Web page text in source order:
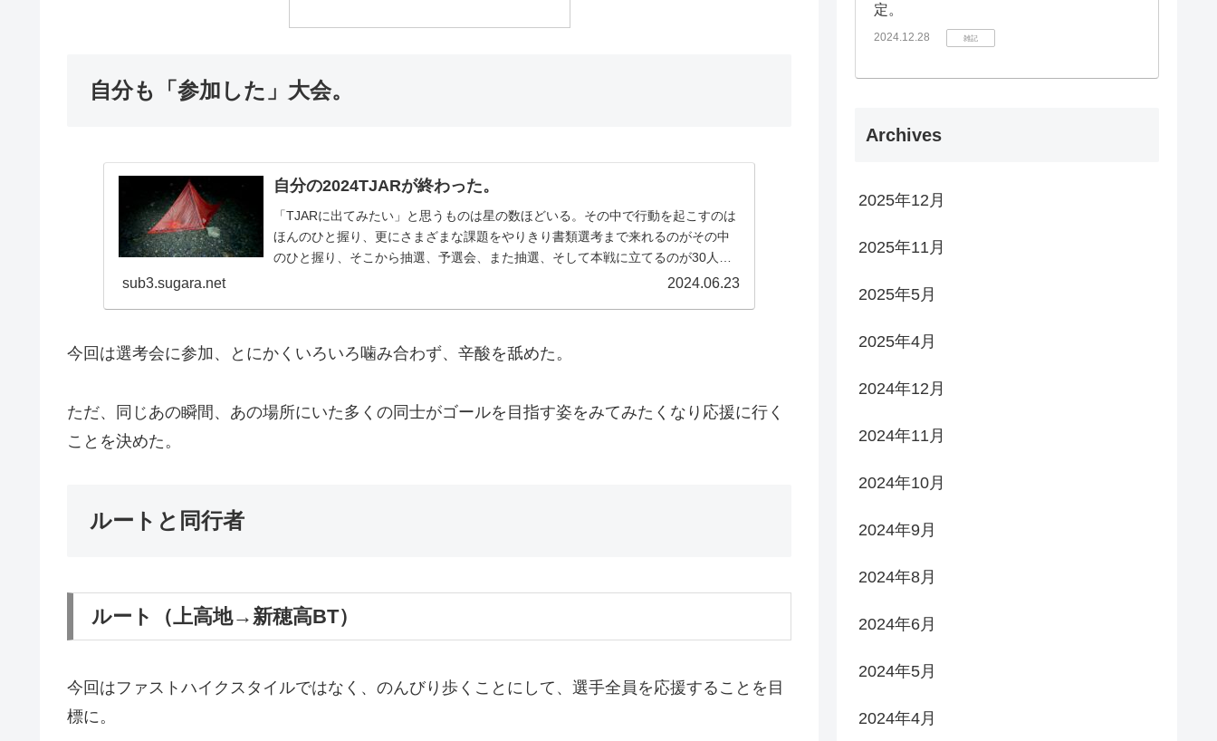
自分も「参加した」大会。
自分の2024TJARが終わった。
「TJARに出てみたい」と思うものは星の数ほどいる。その中で行動を起こすのは
ほんのひと握り、更にさまざまな課題をやりきり書類選考まで来れるのがその中
のひと握り、そこから抽選、予選会、また抽選、そして本戦に立てるのが30人、
sub3.sugara.net 2024.06.23
今回は選考会に参加、とにかくいろいろ噛み合わず、辛酸を舐めた。
ただ、同じあの瞬間、あの場所にいた多くの同士がゴールを目指す姿をみてみたくなり応援に行く
ことを決めた。
ルートと同行者
ルート（上高地→新穂高BT）
今回はファストハイクスタイルではなく、のんびり歩くことにして、選手全員を応援することを目
標に。
定。
2024.12.28 雑記
Archives
2025年12月
2025年11月
2025年5月
2025年4月
2024年12月
2024年11月
2024年10月
2024年9月
2024年8月
2024年6月
2024年5月
2024年4月